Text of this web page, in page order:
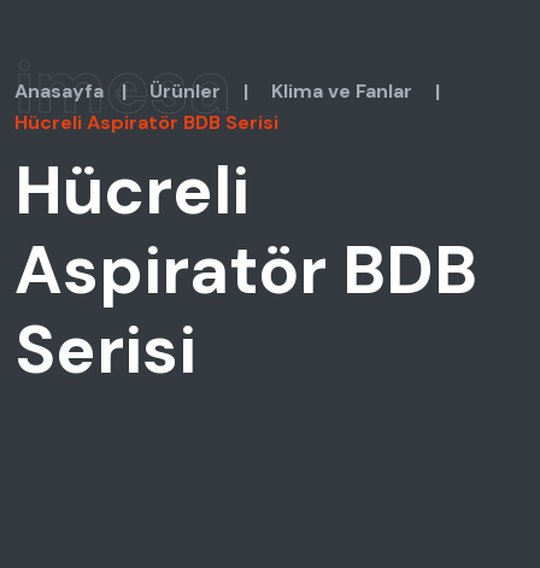
imesa
Anasayfa | Ürünler | Klima ve Fanlar
|
Hücreli Aspiratör BDB Serisi
Hücreli
Aspiratör BDB
Serisi